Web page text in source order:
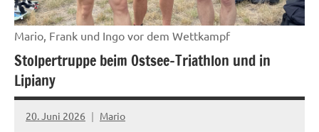
Mario, Frank und Ingo vor dem Wettkampf
Stolpertruppe beim Ostsee-Triathlon und in
Lipiany
20. Juni 2026 Mario